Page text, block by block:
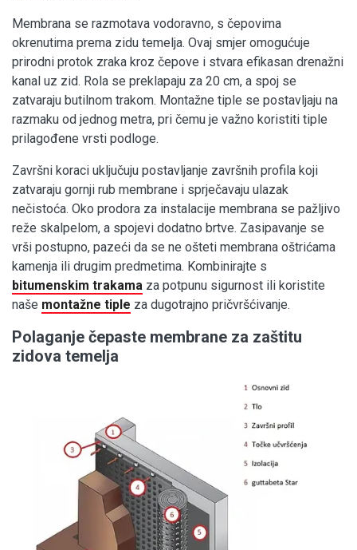
Membrana se razmotava vodoravno, s čepovima
okrenutima prema zidu temelja. Ovaj smjer omogućuje
prirodni protok zraka kroz čepove i stvara efikasan drenažni
kanal uz zid. Rola se preklapaju za 20 cm, a spoj se
zatvaraju butilnom trakom. Montažne tiple se postavljaju na
razmaku od jednog metra, pri čemu je važno koristiti tiple
prilagođene vrsti podloge.
Završni koraci uključuju postavljanje završnih profila koji
zatvaraju gornji rub membrane i sprječavaju ulazak
nečistoća. Oko prodora za instalacije membrana se pažljivo
reže skalpelom, a spojevi dodatno brtve. Zasipavanje se
vrši postupno, pazeći da se ne ošteti membrana oštrićama
kamenja ili drugim predmetima. Kombinirajte s
bitumenskim trakama za potpunu sigurnost ili koristite
naše montažne tiple za dugotrajno pričvršćivanje.
Polaganje čepaste membrane za zaštitu
zidova temelja